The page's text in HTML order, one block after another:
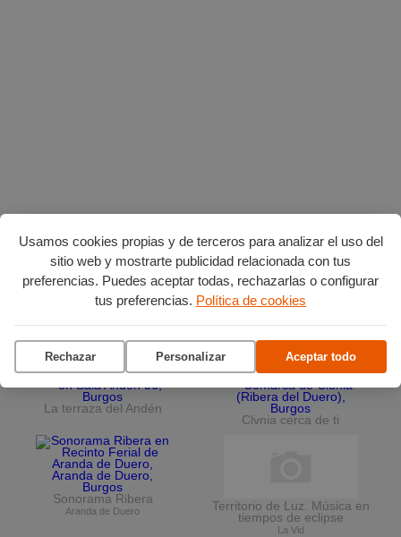
Usamos cookies propias y de terceros para analizar el uso del
sitio web y mostrarte publicidad relacionada con tus
preferencias. Puedes aceptar todas, rechazarlas o configurar
tus preferencias. Política de cookies
Rechazar Personalizar Aceptar todo
Planes en agostopor Burgos
Vuelta Ciclista a Burgos
Ciclo de conciertos en el
Museo del Retablo
La terraza del Andén
Clvnia cerca de ti
Sonorama Ribera
Aranda de Duero
Territorio de Luz. Música en
tiempos de eclipse
La Vid